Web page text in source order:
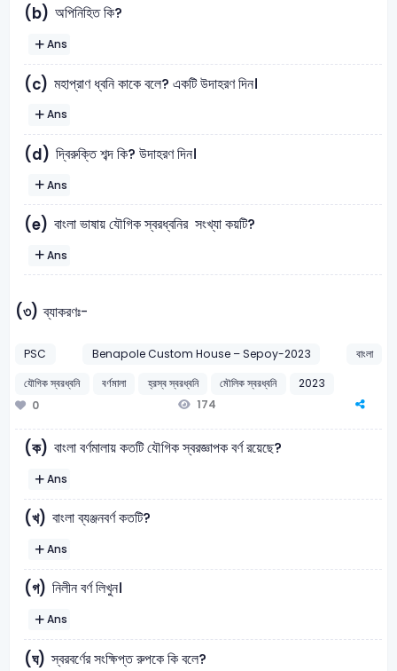
(b) অপিনিহিত কি?
Ans
(c) মহাপ্রাণ ধ্বনি কাকে বলে? একটি উদাহরণ দিন।
Ans
(d) দ্বিরুক্তি শব্দ কি? উদাহরণ দিন।
Ans
(e) বাংলা ভাষায় যৌগিক স্বরধ্বনির সংখ্যা কয়টি?
Ans
(৩) ব্যাকরণঃ-
PSC Benapole Custom House – Sepoy-2023
বাংলা
যৌগিক স্বরধ্বনি
বর্ণমালা হ্রস্ব স্বরধ্বনি মৌলিক স্বরধ্বনি
2023
0
174
(ক) বাংলা বর্ণমালায় কতটি যৌগিক স্বরজ্ঞাপক বর্ণ রয়েছে?
Ans
(খ) বাংলা ব্যঞ্জনবর্ণ কতটি?
Ans
(গ) নিলীন বর্ণ লিখুন।
Ans
(ঘ) স্বরবর্ণের সংক্ষিপ্ত রুপকে কি বলে?